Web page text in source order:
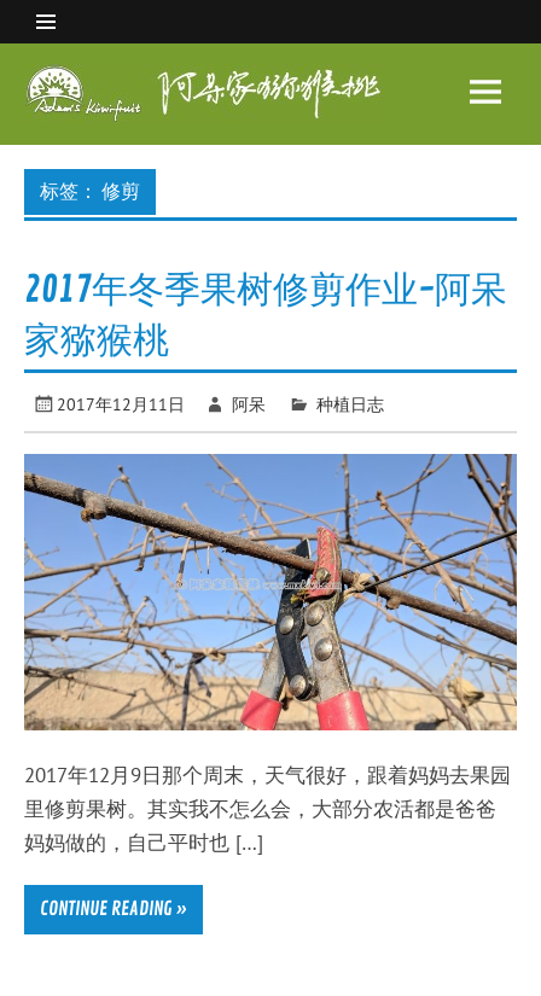
content
阿呆
家猕
标签： 修剪
2017年冬季果树修剪作业-阿呆
家猕猴桃
2017年12月11日 阿呆 种植日志
2017年12月9日那个周末，天气很好，跟着妈妈去果园
里修剪果树。其实我不怎么会，大部分农活都是爸爸
妈妈做的，自己平时也 […]
CONTINUE READING »